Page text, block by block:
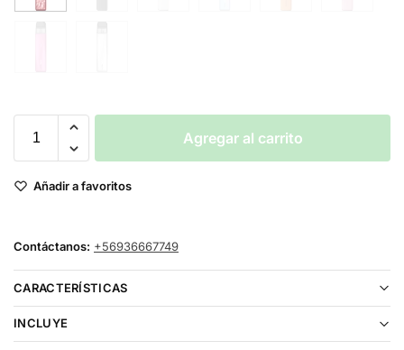
Agregar al carrito
Añadir a favoritos
Contáctanos: +56936667749
CARACTERÍSTICAS
INCLUYE